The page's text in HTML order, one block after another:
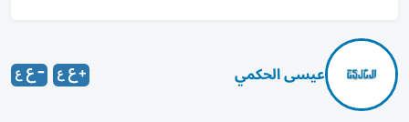
عيسى الحكمي